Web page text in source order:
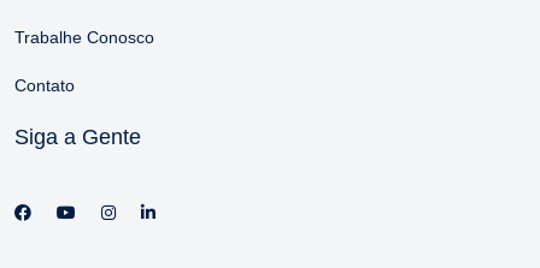
Trabalhe Conosco
Contato
Siga a Gente